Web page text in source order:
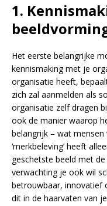
1.
Het eerste belangrijke
kennismaking met je
organisatie heeft,
zich zal aanmelden als
organisatie zelf dragen
ook de manier waarop
belangrijk – wat
‘merkbeleving’ heeft
geschetste beeld met
verwachting je ook wil
betrouwbaar, innovatief
dit in de haarvaten van